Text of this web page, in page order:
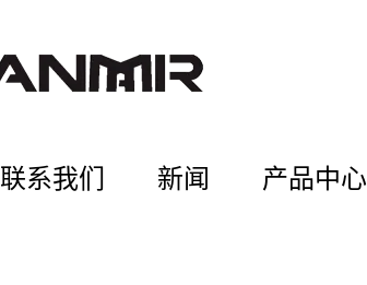
联系我们 新闻 产品中心